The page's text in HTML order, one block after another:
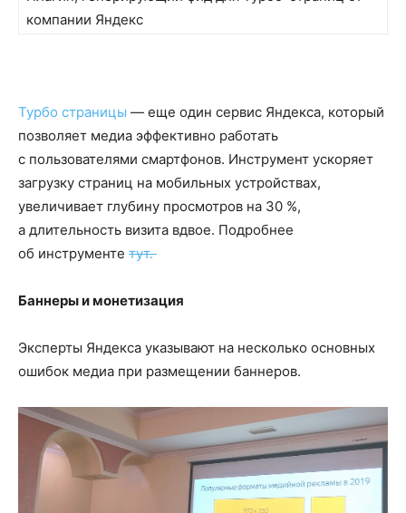
компании Яндекс
Турбо страницы — еще один сервис Яндекса, который
позволяет медиа эффективно работать
с пользователями смартфонов. Инструмент ускоряет
загрузку страниц на мобильных устройствах,
увеличивает глубину просмотров на 30 %,
а длительность визита вдвое. Подробнее
об инструменте тут.
Баннеры и монетизация
Эксперты Яндекса указывают на несколько основных
ошибок медиа при размещении баннеров.